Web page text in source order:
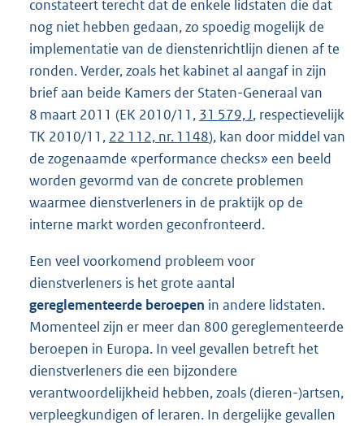
constateert terecht dat de enkele lidstaten die dat
nog niet hebben gedaan, zo spoedig mogelijk de
implementatie van de dienstenrichtlijn dienen af te
ronden. Verder, zoals het kabinet al aangaf in zijn
brief aan beide Kamers der Staten-Generaal van
8 maart 2011 (EK 2010/11, 31 579, J, respectievelijk
TK 2010/11, 22 112, nr. 1148), kan door middel van
de zogenaamde «performance checks» een beeld
worden gevormd van de concrete problemen
waarmee dienstverleners in de praktijk op de
interne markt worden geconfronteerd.
Een veel voorkomend probleem voor
dienstverleners is het grote aantal
gereglementeerde beroepen in andere lidstaten.
Momenteel zijn er meer dan 800 gereglementeerde
beroepen in Europa. In veel gevallen betreft het
dienstverleners die een bijzondere
verantwoordelijkheid hebben, zoals (dieren-)artsen,
verpleegkundigen of leraren. In dergelijke gevallen